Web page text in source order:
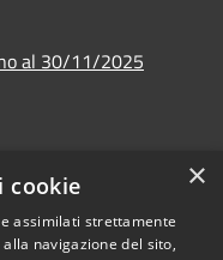
al 30/11/2025
×
cookie
assimilati strettamente
navigazione del sito,